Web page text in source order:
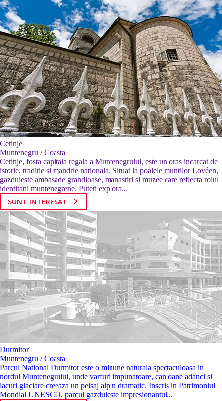
Cetinje
Muntenegru / Coasta
Cetinje, fosta capitala regala a Muntenegrului, este un oras incarcat de
istorie, traditie si mandrie nationala. Situat la poalele muntilor Lovćen,
gazduieste ambasade grandioase, manastiri si muzee care reflecta rolul
identitatii muntenegrene. Puteti explora...
SUNT INTERESAT
Durmitor
Muntenegru / Coasta
Parcul National Durmitor este o minune naturala spectaculoasa in
nordul Muntenegrului, unde varfuri impunatoare, canioane adanci si
lacuri glaciare creeaza un peisaj alpin dramatic. Inscris in Patrimoniul
Mondial UNESCO, parcul gazduieste impresionantul...